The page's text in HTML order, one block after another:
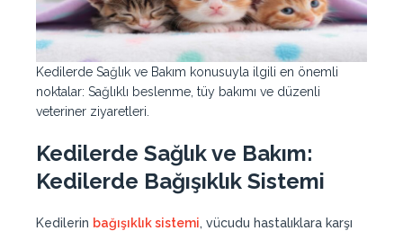
Kedilerde Sağlık ve Bakım konusuyla ilgili en önemli
noktalar: Sağlıklı beslenme, tüy bakımı ve düzenli
veteriner ziyaretleri.
Kedilerde Sağlık ve Bakım:
Kedilerde Bağışıklık Sistemi
Kedilerin bağışıklık sistemi, vücudu hastalıklara karşı